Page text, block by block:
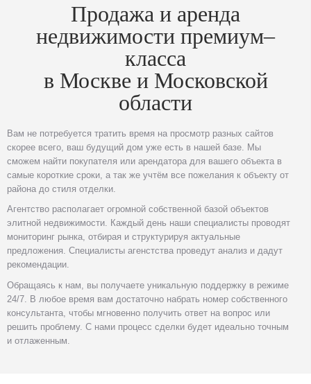
Продажа и аренда
недвижимости премиум–
класса
в Москве и Московской
области
Вам не потребуется тратить время на просмотр разных сайтов
скорее всего, ваш будущий дом уже есть в нашей базе. Мы
сможем найти покупателя или арендатора для вашего объекта в
самые короткие сроки, а так же учтём все пожелания к объекту от
района до стиля отделки.
Агентство располагает огромной собственной базой объектов
элитной недвижимости. Каждый день наши специалисты проводят
мониторинг рынка, отбирая и структурируя актуальные
предложения. Специалисты агенстства проведут анализ и дадут
рекомендации.
Обращаясь к нам, вы получаете уникальную поддержку в режиме
24/7. В любое время вам достаточно набрать номер собственного
консультанта, чтобы мгновенно получить ответ на вопрос или
решить проблему. С нами процесс сделки будет идеально точным
и отлаженным.